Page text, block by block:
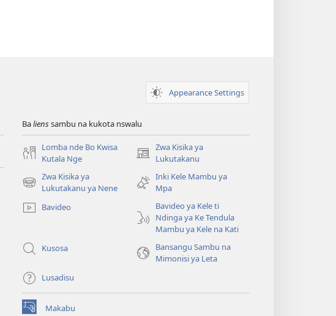
Appearance Settings
Balienssambu na kukota nswalu
Lomba nde Bo Kwisa
Kutala Nge
Zwa Kisika ya
Lukutakanu
(ke
lutiti
Zwa Kisika ya
Lukutakanu ya Nene
(ke
lutiti
Inki Kele Mambu ya
Mpa
Bavideo
Bavideo ya Kele ti
Ndinga ya Ke Tendula
Mambu ya Kele na Kati
Kusosa
Bansangu Sambu na
Mimonisi ya Leta
Lusadisu
Makabu
(ke